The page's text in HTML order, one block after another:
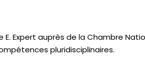
Expert auprès de laChambre
pluridisciplinaires.